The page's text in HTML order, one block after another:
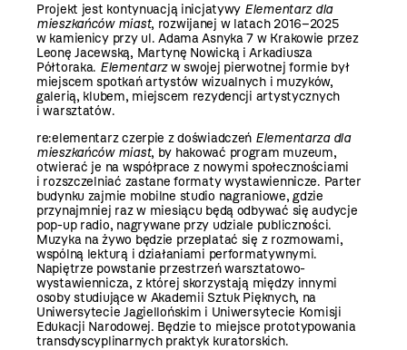
Projekt jest kontynuacją inicjatywy Elementarz dla
mieszkańców miast, rozwijanej w latach 2016–2025
w kamienicy przy ul. Adama Asnyka 7 w Krakowie przez
Leonę Jacewską, Martynę Nowicką i Arkadiusza
Półtoraka. Elementarzw swojej pierwotnej formie był
miejscem spotkań artystów wizualnych i muzyków,
galerią, klubem, miejscem rezydencji artystycznych
i warsztatów.
re:elementarz czerpie z doświadczeń Elementarza dla
mieszkańców miast, by hakować program muzeum,
otwierać je na współprace z nowymi społecznościami
i rozszczelniać zastane formaty wystawiennicze. Parter
budynku zajmie mobilne studio nagraniowe, gdzie
przynajmniej raz w miesiącu będą odbywać się audycje
pop-up radio, nagrywane przy udziale publiczności.
Muzyka na żywo będzie przeplatać się z rozmowami,
wspólną lekturą i działaniami performatywnymi.
Napiętrze powstanie przestrzeń warsztatowo-
wystawiennicza, z której skorzystają między innymi
osoby studiujące w Akademii Sztuk Pięknych, na
Uniwersytecie Jagiellońskim i Uniwersytecie Komisji
Edukacji Narodowej. Będzie to miejsce prototypowania
transdyscyplinarnych praktyk kuratorskich.